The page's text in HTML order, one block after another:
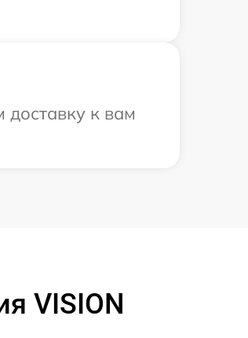
к вам
VISION